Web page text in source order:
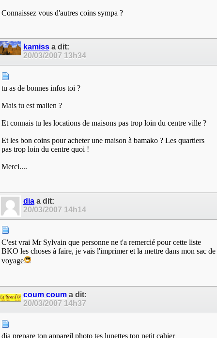
Connaissez vous d'autres coins sympa ?
kamiss a dit:
20/03/2007 13h34
tu as de bonnes infos toi ?
Mais tu est malien ?
Et connais tu les locations de maisons pas trop loin du centre ville ?
Et les bon coins pour acheter une maison à bamako ? Les quartiers
pas trop loin du centre quoi !
Merci....
dia a dit:
20/03/2007 14h14
C'est vrai Mr Sylvain que personne ne t'a remercié pour cette liste
BKO les choses à faire, je vais l'imprimer et la mettre dans mon sac de
voyage
coum coum a dit:
20/03/2007 14h37
dia prepare ton appareil photo tes lunettes ton petit cahier